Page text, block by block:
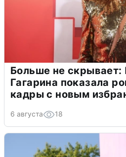
Больше не скрывает:
Гагарина показала
кадры с новым
6 августа 18